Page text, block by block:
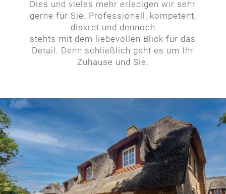
Dies und vieles mehr erledigen wir sehr
gerne für Sie. Professionell, kompetent,
diskret und dennoch
stehts mit dem liebevollen Blick für das
Detail. Denn schließlich geht es um Ihr
Zuhause und Sie.